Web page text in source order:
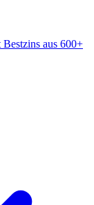
Bestzins aus 600+